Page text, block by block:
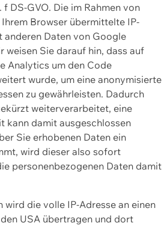
f DS-GVO. Die im Rahmen von
Browser übermittelte IP-
anderen Daten von Google
weisen Sie darauf hin, dass auf
Analytics um den Code
wurde, um eine anonymisierte
zu gewährleisten. Dadurch
weiterverarbeitet, eine
kann damit ausgeschlossen
Sie erhobenen Daten ein
wird dieser also sofort
personenbezogenen Daten damit
wird die volle IP-Adresse an einen
USA übertragen und dort